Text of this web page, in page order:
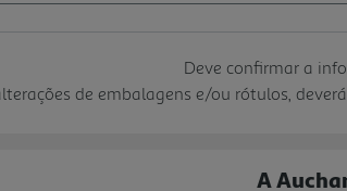
Deve confirmar a
de embalagens e/ou rótulos,
A